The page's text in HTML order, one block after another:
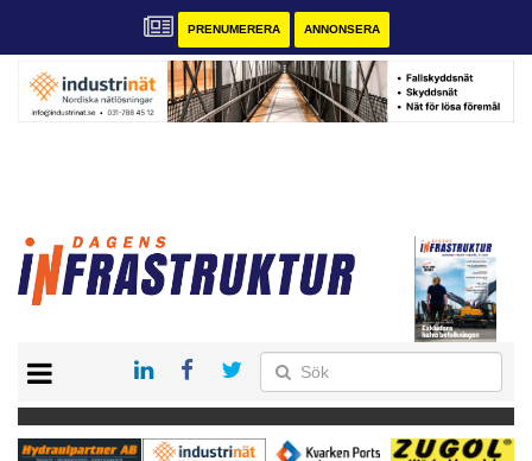
PRENUMERERA ANNONSERA
KONTAKT